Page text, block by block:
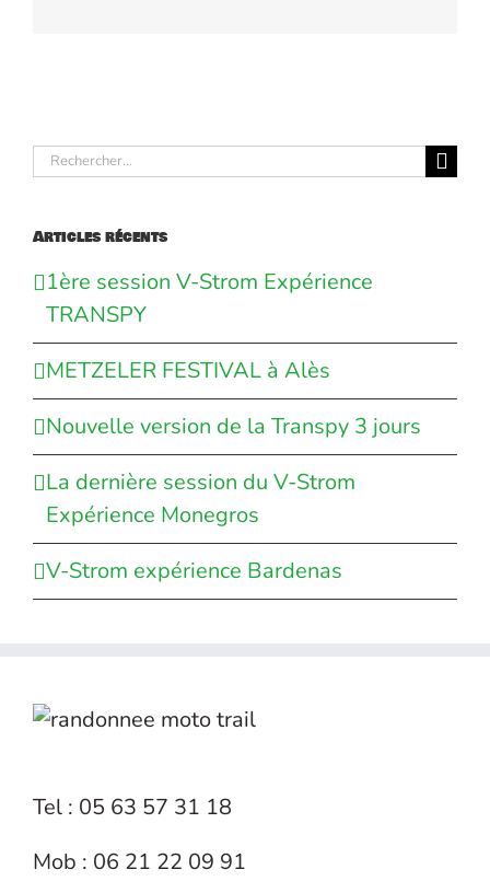
Rechercher:
Articles récents
1ère session V-Strom Expérience
TRANSPY
METZELER FESTIVAL à Alès
Nouvelle version de la Transpy 3 jours
La dernière session du V-Strom
Expérience Monegros
V-Strom expérience Bardenas
Tel : 05 63 57 31 18
Mob : 06 21 22 09 91